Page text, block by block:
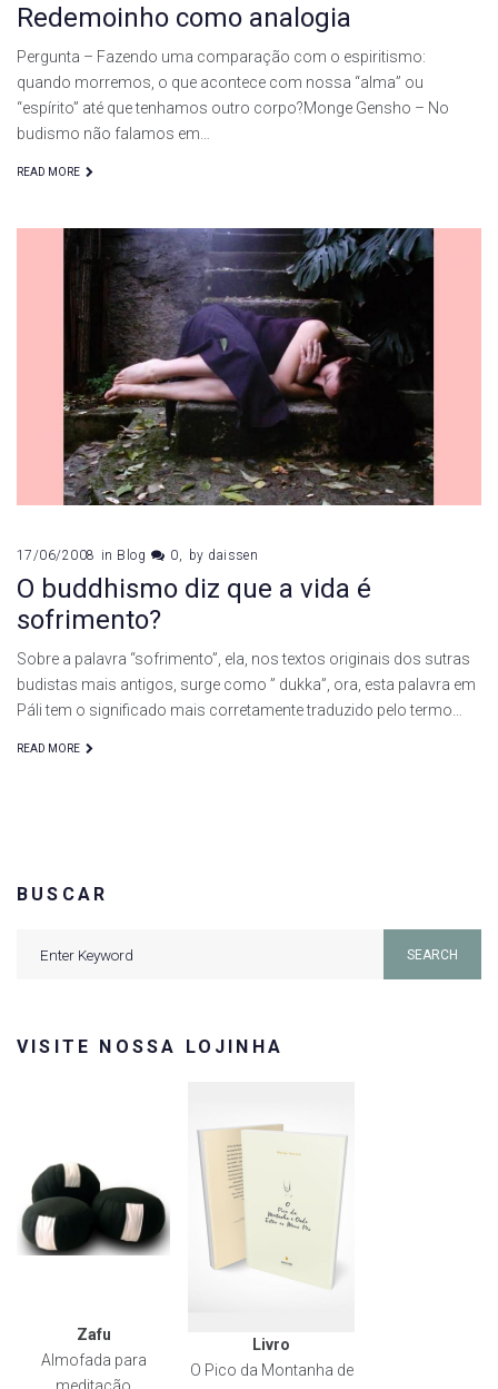
Redemoinho como analogia
Pergunta – Fazendo uma comparação com o espiritismo:
quando morremos, o que acontece com nossa “alma” ou
“espírito” até que tenhamos outro corpo?Monge Gensho – No
budismo não falamos em…
READ MORE
17/06/2008 in Blog 0 by daissen
O buddhismo diz que a vida é
sofrimento?
Sobre a palavra “sofrimento”, ela, nos textos originais dos sutras
budistas mais antigos, surge como ” dukka”, ora, esta palavra em
Páli tem o significado mais corretamente traduzido pelo termo…
READ MORE
BUSCAR
SEARCH
VISITE NOSSA LOJINHA
Zafu
Almofada para
Livro
O Pico da Montanha de